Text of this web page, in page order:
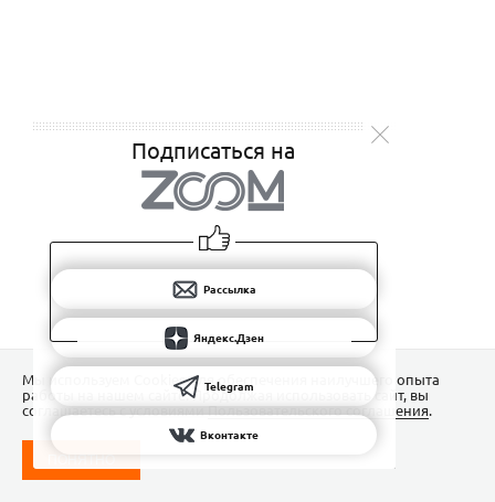
Подписаться на
Рассылка
Яндекс.Дзен
Telegram
Вконтакте
Мы используем Сookies для обеспечения наилучшего опыта
работы на нашем сайте. Продолжая использовать сайт, вы
соглашаетесь с условиямиПользовательского соглашения.
ПОНЯТНО